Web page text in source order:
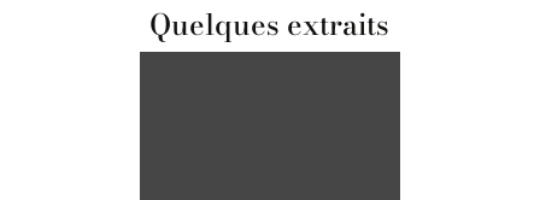
Quelques extraits